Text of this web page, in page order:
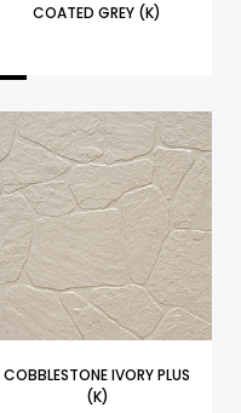
COATED GREY (K)
COBBLESTONE IVORY PLUS
(K)